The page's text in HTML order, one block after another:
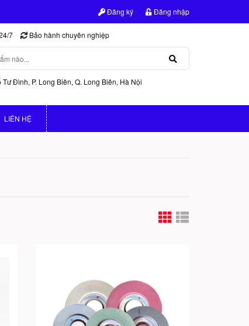
Đăng ký Đăng nhập
7 Bảo hành chuyên nghiệp
Đình, P. Long Biên, Q. Long Biên, Hà Nội
LIÊN HỆ